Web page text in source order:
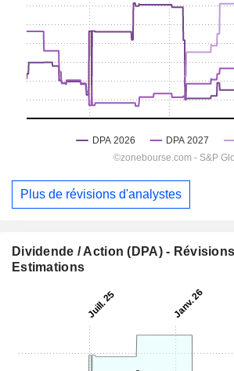
Plus de révisions d'analystes
Dividende / Action (DPA) -
Estimations